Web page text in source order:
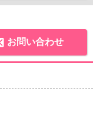
お問い合わせ